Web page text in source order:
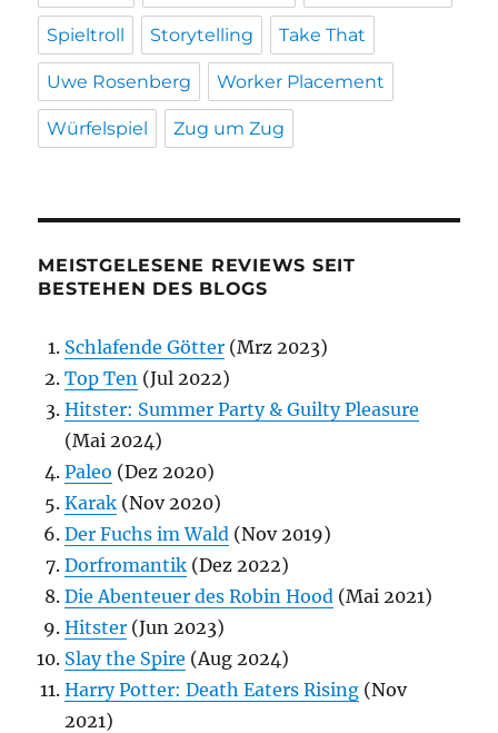
Spieltroll Storytelling Take That
Uwe Rosenberg Worker Placement
Würfelspiel Zug um Zug
MEISTGELESENE REVIEWS SEIT
BESTEHEN DES BLOGS
Schlafende Götter (Mrz 2023)
Top Ten (Jul 2022)
Hitster: Summer Party & Guilty Pleasure
(Mai 2024)
Paleo (Dez 2020)
Karak (Nov 2020)
Der Fuchs im Wald (Nov 2019)
Dorfromantik (Dez 2022)
Die Abenteuer des Robin Hood (Mai 2021)
Hitster (Jun 2023)
Slay the Spire (Aug 2024)
Harry Potter: Death Eaters Rising (Nov
2021)